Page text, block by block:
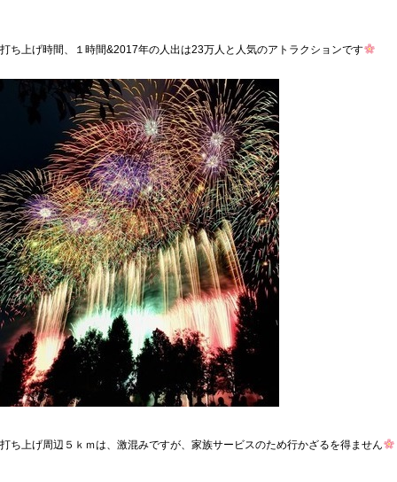
打ち上げ時間、１時間&2017年の人出は23万人と人気のアトラクションです
打ち上げ周辺５ｋｍは、激混みですが、家族サービスのため行かざるを得ません